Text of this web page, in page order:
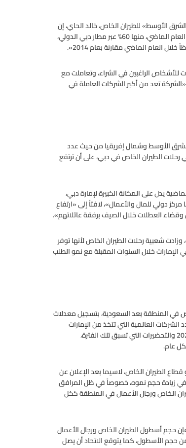
الأوسط» للطيران الخاص، خالد الحاي، إن
«عدد رحلات الطيران الخاص ورجال الأعمال في دبي وصل إلى 13 ألف رحلة خلال العام الماضي، منها 60% عبر مطار دبي الدولي،
للأشخاص الراغبين في الشراء، وتعاملت مع
«الشركة تعد من أكبر الشركات العاملة في
الأوسط وشمال إفريقيا من حيث عدد
الطيران الخاص في دبي، على أن ترتفع
يدل على المكانة الكبيرة لإمارة دبي،
دولي للمال والأعمال»، لافتاً إلى «ارتفاع
وقضاء العطلات خلال الصيف برفقة عائلاتهم».
شعبية رحلات الطيران الخاص لأنها توفر
خلال السنوات المقبلة مع نمو الطلب
في المنطقة بعد السعودية، بتسجيل معدلات
العالمية التي تتخذ من الإمارات
مركزاً لعملياتها، لافتاً إلى أن استضافة معرض «إكسبو» الدولي في دبي عام 2020 والتحضيرات التي تسبق تلك الفترة،
عام.
الطيران الخاص، لاسيما بعد الإعلان عن
في زيادة حجم نموه، خصوصاً في ظل المرافق
الخاص ورجال الأعمال في المنطقة ككل
حجم أسطول الطيران الخاص ورجال الأعمال
620 طائرة في المنطقة، وتستحوذ الإمارات والسعودية على 70% من حجم الأسطول، كما يتوقع الاتحاد أن يصل